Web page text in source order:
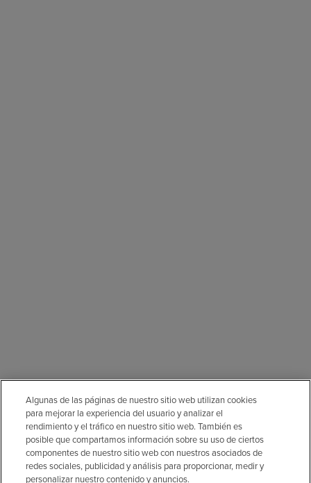
Algunas de las páginas de nuestro sitio web utilizan cookies
para mejorar la experiencia del usuario y analizar el
rendimiento y el tráfico en nuestro sitio web. También es
posible que compartamos información sobre su uso de ciertos
componentes de nuestro sitio web con nuestros asociados de
redes sociales, publicidad y análisis para proporcionar, medir y
personalizar nuestro contenido y anuncios.